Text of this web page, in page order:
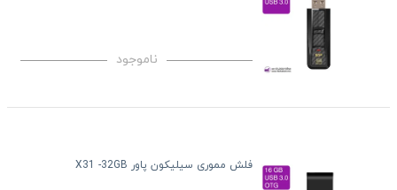
ناموجود
فلش مموری سیلیکون پاور X31 -32GB